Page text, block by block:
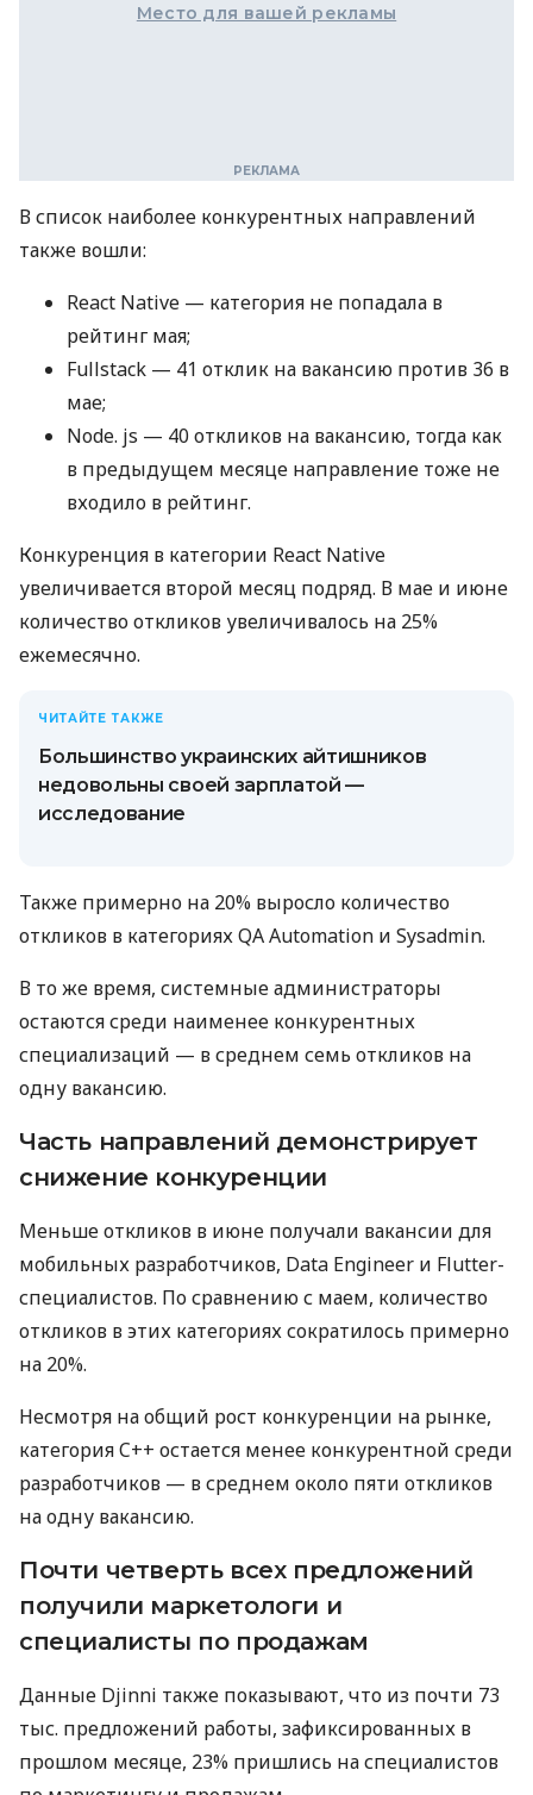
Место для вашей рекламы
В список наиболее конкурентных направлений
также вошли:
React Native — категория не попадала в
рейтинг мая;
Fullstack — 41 отклик на вакансию против 36 в
мае;
Node. js — 40 откликов на вакансию, тогда как
в предыдущем месяце направление тоже не
входило в рейтинг.
Конкуренция в категории React Native
увеличивается второй месяц подряд. В мае и июне
количество откликов увеличивалось на 25%
ежемесячно.
ЧИТАЙТЕ ТАКЖЕ
Большинство украинских айтишников
недовольны своей зарплатой —
исследование
Также примерно на 20% выросло количество
откликов в категориях QA Automation и Sysadmin.
В то же время, системные администраторы
остаются среди наименее конкурентных
специализаций — в среднем семь откликов на
одну вакансию.
Часть направлений демонстрирует
снижение конкуренции
Меньше откликов в июне получали вакансии для
мобильных разработчиков, Data Engineer и Flutter-
специалистов. По сравнению с маем, количество
откликов в этих категориях сократилось примерно
на 20%.
Несмотря на общий рост конкуренции на рынке,
категория C++ остается менее конкурентной среди
разработчиков — в среднем около пяти откликов
на одну вакансию.
Почти четверть всех предложений
получили маркетологи и
специалисты по продажам
Данные Djinni также показывают, что из почти 73
тыс. предложений работы, зафиксированных в
прошлом месяце, 23% пришлись на специалистов